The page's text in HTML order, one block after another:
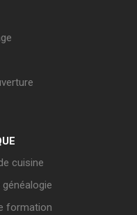
cuisine
formation